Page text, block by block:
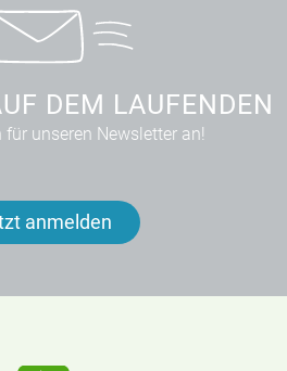
DEM LAUFENDEN
für unseren Newsletter an!
anmelden